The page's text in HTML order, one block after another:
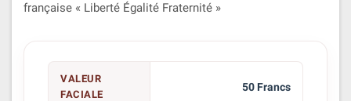
française « Liberté Égalité Fraternité »
VALEUR
FACIALE
50 Francs